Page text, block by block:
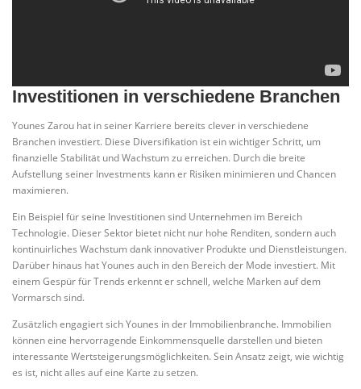
Investitionen in verschiedene Branchen
Younes Zarou hat in seiner Karriere bereits clever in verschiedene
Branchen investiert. Diese Diversifikation ist ein wichtiger Schritt, um
finanzielle Stabilität und Wachstum zu erreichen. Durch die breite
Aufstellung seiner Investments kann er Risiken minimieren und Chancen
maximieren.
Ein Beispiel für seine Investitionen sind Unternehmen im Bereich
Technologie. Dieser Sektor bietet nicht nur hohe Renditen, sondern auch
kontinuirliches Wachstum dank innovativer Produkte und Dienstleistungen.
Darüber hinaus hat Younes auch in den Bereich der Mode investiert. Mit
einem Gespür für Trends erkennt er schnell, welche Marken auf dem
Vormarsch sind.
Zusätzlich engagiert sich Younes in der Immobilienbranche. Immobilien
können eine hervorragende Einkommensquelle darstellen und bieten
interessante Wertsteigerungsmöglichkeiten. Sein Ansatz zeigt, wie wichtig
es ist, nicht alles auf eine Karte zu setzen.